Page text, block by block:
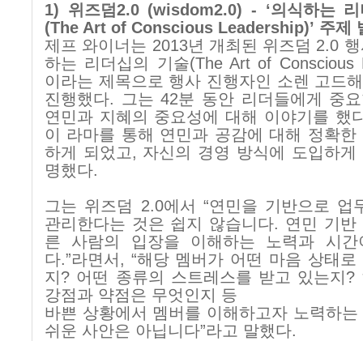
1) 위즈덤2.0 (wisdom2.0) - ‘의식하는
(The Art of Conscious Leadership)’ 주제
제프 와이너는 2013년 개최된 위즈덤 2.0
하는 리더십의 기술(The Art of Conscious
이라는 제목으로 행사 진행자인 소렌 고드
진행했다. 그는42분 동안 리더들에게 중
연민과 지혜의 중요성에 대해 이야기를 했
이 라마를 통해 연민과 공감에 대해 정확한
하게 되었고 , 자신의 경영 방식에 도입하게
명했다.
그는 위즈덤 2.0에서 “연민을 기반으로 업
관리한다는 것은 쉽지 않습니다. 연민 기반
른 사람의 입장을 이해하는 노력과 시간
다.”라면서 , “해당 멤버가 어떤 마음 상태로
지 ? 어떤 종류의 스트레스를 받고 있는지 ?
강점과 약점은 무엇인지 등
바쁜 상황에서 멤버를 이해하고자 노력하
쉬운 사안은 아닙니다”라고 말했다.